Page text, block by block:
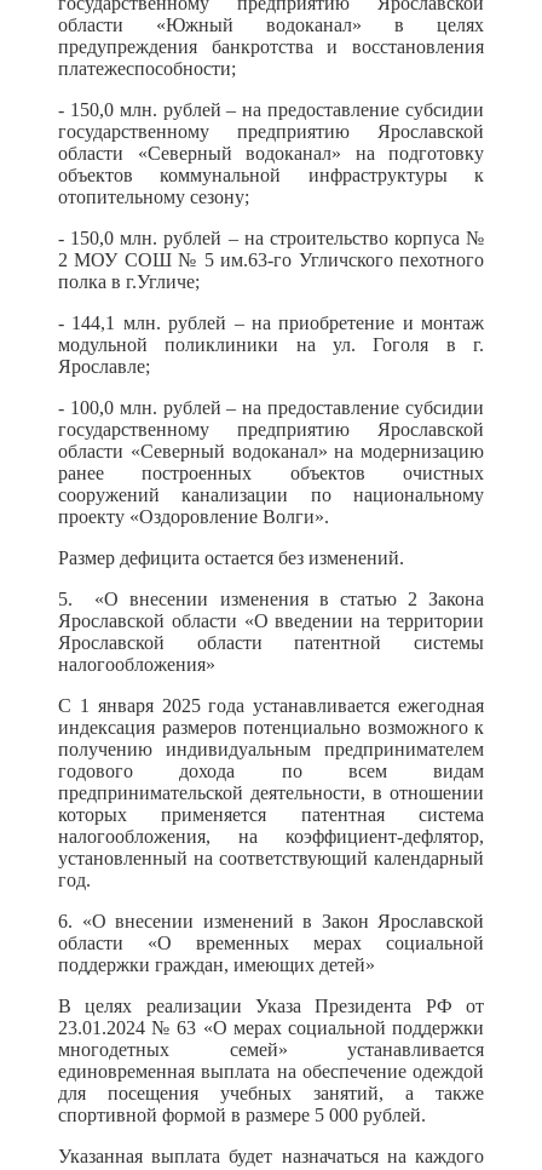
области «Южный водоканал» в целях
предупреждения банкротства и восстановления
платежеспособности;
- 150,0 млн. рублей – на предоставление субсидии
государственному предприятию Ярославской
области «Северный водоканал» на подготовку
объектов коммунальной инфраструктуры к
отопительному сезону;
- 150,0 млн. рублей – на строительство корпуса №
2 МОУ СОШ № 5 им.63-го Угличского пехотного
полка в г.Угличе;
- 144,1 млн. рублей – на приобретение и монтаж
модульной поликлиники на ул. Гоголя в г.
Ярославле;
- 100,0 млн. рублей – на предоставление субсидии
государственному предприятию Ярославской
области «Северный водоканал» на модернизацию
ранее построенных объектов очистных
сооружений канализации по национальному
проекту «Оздоровление Волги».
Размер дефицита остается без изменений.
5. «О внесении изменения в статью 2 Закона
Ярославской области «О введении на территории
Ярославской области патентной системы
налогообложения»
С 1 января 2025 года устанавливается ежегодная
индексация размеров потенциально возможного к
получению индивидуальным предпринимателем
годового дохода по всем видам
предпринимательской деятельности, в отношении
которых применяется патентная система
налогообложения, на коэффициент-дефлятор,
установленный на соответствующий календарный
год.
6. «О внесении изменений в Закон Ярославской
области «О временных мерах социальной
поддержки граждан, имеющих детей»
В целях реализации Указа Президента РФ от
23.01.2024 № 63 «О мерах социальной поддержки
многодетных семей» устанавливается
единовременная выплата на обеспечение одеждой
для посещения учебных занятий, а также
спортивной формой в размере 5 000 рублей.
Указанная выплата будет назначаться на каждого